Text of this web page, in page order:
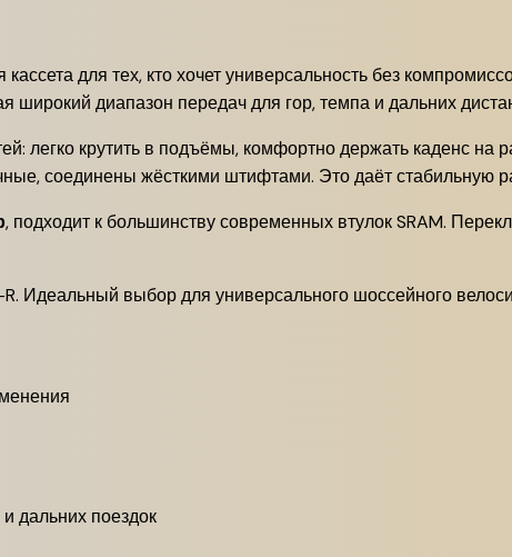
кассета для тех, кто хочет универсальность без
широкий диапазон передач для гор, темпа и дальних
легко крутить в подъёмы, комфортно держать каденс на
соединены жёсткими штифтами. Это даёт стабильную
, подходит к большинству современных втулок SRAM.
Идеальный выбор для универсального шоссейного
дальних поездок